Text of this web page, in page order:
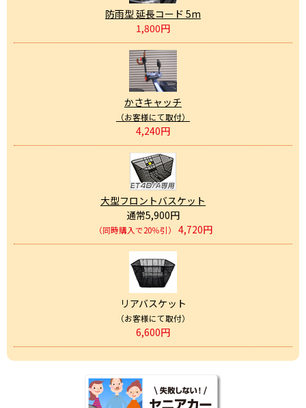
防雨型 延長コード 5m
1,800円
かさキャッチ
（お客様にて取付）
4,240円
大型フロントバスケット
通常5,900円
（同時購入で20％引） 4,720円
リアバスケット
（お客様にて取付）
6,600円